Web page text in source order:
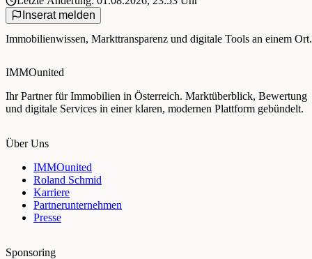
Inserat melden
Immobilienwissen, Markttransparenz und digitale Tools an einem Ort.
IMMOunited
Ihr Partner für Immobilien in Österreich. Marktüberblick, Bewertung
und digitale Services in einer klaren, modernen Plattform gebündelt.
Über Uns
IMMOunited
Roland Schmid
Karriere
Partnerunternehmen
Presse
Sponsoring